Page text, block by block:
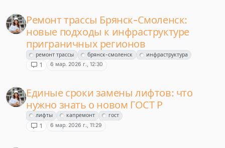
Ремонт трассы Брянск-Смоленск:
новые подходы к инфраструктуре
приграничных регионов
ремонт трассы брянск-смоленск инфраструктура
1 6 мар. 2026 г., 12:30
Единые сроки замены лифтов: что
нужно знать о новом ГОСТ Р
лифты капремонт гост
1 6 мар. 2026 г., 11:29